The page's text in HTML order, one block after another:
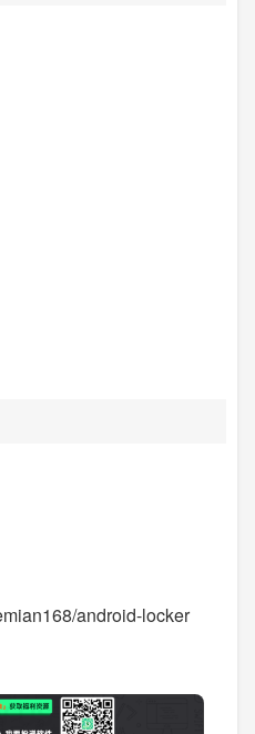
android-locker